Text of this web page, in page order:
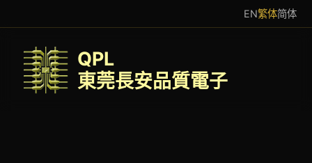
EN繁体简体
QPL
東莞長安品質電子